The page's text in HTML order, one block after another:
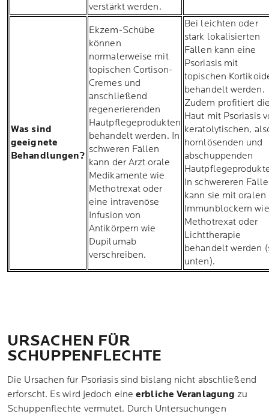
verstärkt werden.
Was sind
geeignete
Behandlungen?
Ekzem-Schübe
können
normalerweise mit
topischen Cortison-
Cremes und
anschließend
regenerierenden
Hautpflegeprodukten
behandelt werden. In
schweren Fällen
kann der Arzt orale
Medikamente wie
Methotrexat oder
eine intravenöse
Infusion von
Antikörpern wie
Dupilumab
verschreiben.
Bei leichten oder
stark lokalisierten
Fällen kann eine
Psoriasis mit
topischen
behandelt werden.
Zudem profitiert
Haut mit Psoriasis
keratolytischen,
hornlösenden und
abschuppenden
In schwereren
kann sie mit oralen
Immunblockern wie
Methotrexat oder
Lichttherapie
behandelt werden
unten).
URSACHEN FÜR
SCHUPPENFLECHTE
Die Ursachen für Psoriasis sind bislang nicht abschließend
erforscht. Es wird jedoch eineerbliche Veranlagung zu
Schuppenflechte vermutet. Durch Untersuchungen